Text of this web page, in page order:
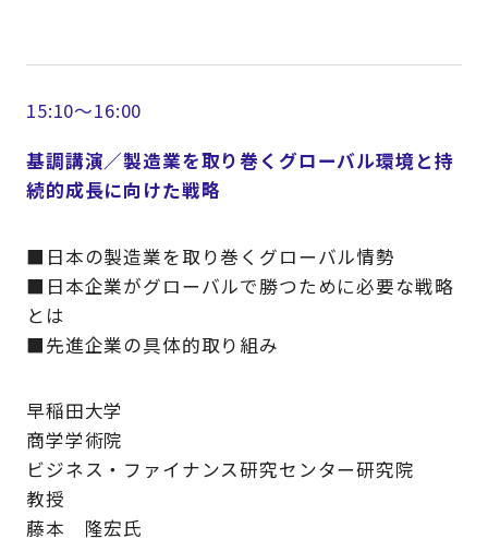
15:10～16:00
基調講演／製造業を取り巻くグローバル環境と持
続的成長に向けた戦略
■日本の製造業を取り巻くグローバル情勢
■日本企業がグローバルで勝つために必要な戦略
とは
■先進企業の具体的取り組み
早稲田大学
商学学術院
ビジネス・ファイナンス研究センター研究院
教授
藤本 隆宏氏